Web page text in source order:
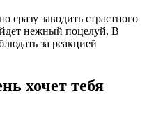
сразу заводить страстного
нежный поцелуй. В
за реакцией
хочет тебя